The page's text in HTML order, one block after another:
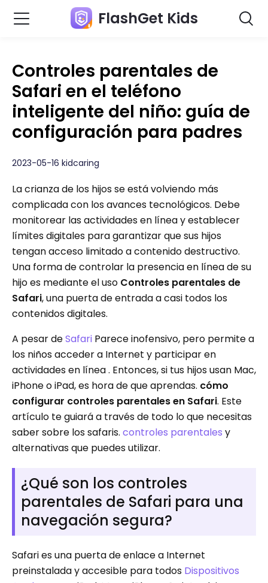
FlashGet Kids
Controles parentales de
Safari en el teléfono
inteligente del niño: guía de
configuración para padres
2023-05-16 kidcaring
La crianza de los hijos se está volviendo más
complicada con los avances tecnológicos. Debe
monitorear las actividades en línea y establecer
límites digitales para garantizar que sus hijos
tengan acceso limitado a contenido destructivo.
Una forma de controlar la presencia en línea de su
hijo es mediante el uso Controles parentales de
Safari, una puerta de entrada a casi todos los
contenidos digitales.
A pesar deSafari Parece inofensivo, pero permite a
los niños acceder a Internet y participar en
actividades en línea . Entonces, si tus hijos usan Mac,
iPhone o iPad, es hora de que aprendas. cómo
configurar controles parentales en Safari. Este
artículo te guiará a través de todo lo que necesitas
saber sobre los safaris. controles parentales y
alternativas que puedes utilizar.
¿Qué son los controles
parentales de Safari para una
navegación segura?
Safari es una puerta de enlace a Internet
preinstalada y accesible para todos Dispositivos